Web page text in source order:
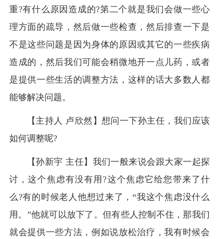
重?有什么原因造成的?第二个就是我们会做一些心
理方面的疏导，然后做一些检查，然后排查一下是
不是这些问题是因为身体的原因或其它的一些疾病
造成的，然后我们可能会稍微地开一点儿药，或者
是提供一些生活的调整方法，这样的话大多数人都
能够解决问题。
【主持人 卢欣然】想问一下孙主任，我们应该
如何调整呢?
【孙新宇 主任】我们一般来说会跟大家一起探
讨，这个焦虑有没有用?这个焦虑它给您带来了什
么?有的时候老人他想过来了，“我这个焦虑没什么
用。”他就可以放下了。但有些人控制不住，那我们
就会提供一些方法，例如说放松治疗，我有时候会